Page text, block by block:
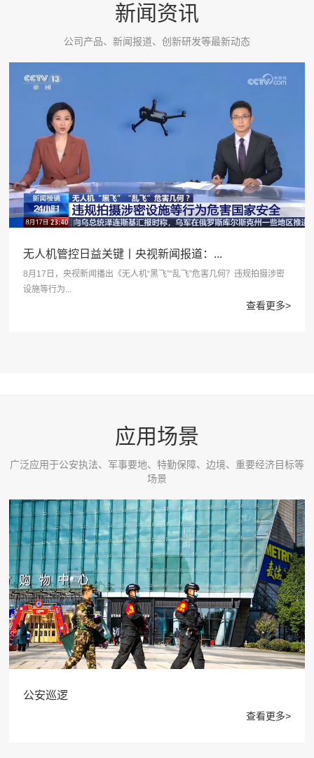
新闻资讯
公司产品、新闻报道、创新研发等最新动态
无人机管控日益关键丨央视新闻报道：...
8月17日，央视新闻播出《无人机“黑飞”“乱飞”危害几何？违规拍摄涉密
设施等行为...
查看更多>
应用场景
广泛应用于公安执法、军事要地、特勤保障、边境、重要经济目标等
场景
公安巡逻
查看更多>